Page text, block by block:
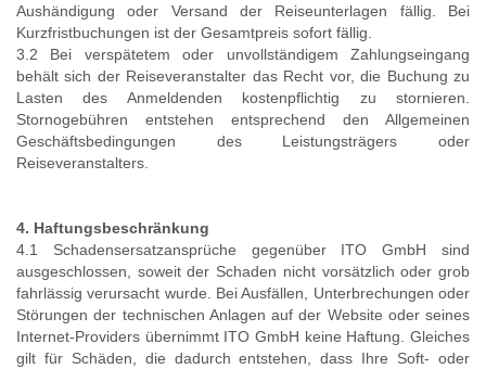
Aushändigung oder Versand der Reiseunterlagen fällig. Bei
Kurzfristbuchungen ist der Gesamtpreis sofort fällig.
3.2 Bei verspätetem oder unvollständigem Zahlungseingang
behält sich der Reiseveranstalter das Recht vor, die Buchung zu
Lasten des Anmeldenden kostenpflichtig zu stornieren.
Stornogebühren entstehen entsprechend den Allgemeinen
Geschäftsbedingungen des Leistungsträgers oder
Reiseveranstalters.
4. Haftungsbeschränkung
4.1 Schadensersatzansprüche gegenüber ITO GmbH sind
ausgeschlossen, soweit der Schaden nicht vorsätzlich oder grob
fahrlässig verursacht wurde. Bei Ausfällen, Unterbrechungen oder
Störungen der technischen Anlagen auf der Website oder seines
Internet-Providers übernimmt ITO GmbH keine Haftung. Gleiches
gilt für Schäden, die dadurch entstehen, dass Ihre Soft- oder